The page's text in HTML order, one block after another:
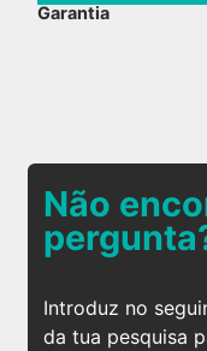
Garantia
Não
Introduz no
da tua pesquisa